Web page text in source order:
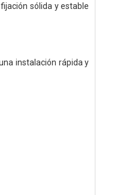
sólida y estable
instalación rápida y